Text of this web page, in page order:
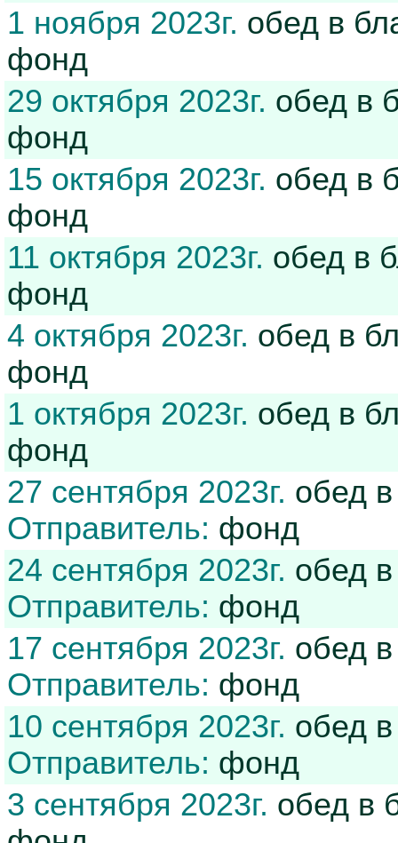
1 ноября 2023г. обед в
фонд
29 октября 2023г. обед в
фонд
15 октября 2023г. обед в
фонд
11 октября 2023г. обед в
фонд
4 октября 2023г. обед в
фонд
1 октября 2023г. обед в
фонд
27 сентября 2023г. обед в
Отправитель: фонд
24 сентября 2023г. обед в
Отправитель: фонд
17 сентября 2023г. обед в
Отправитель: фонд
10 сентября 2023г. обед в
Отправитель: фонд
3 сентября 2023г. обед в